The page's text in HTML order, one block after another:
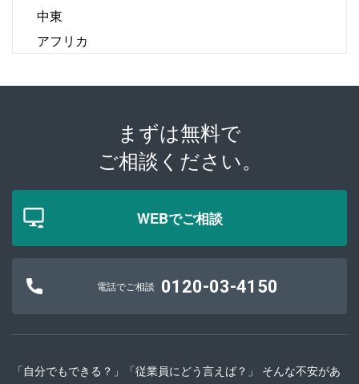
中東
アフリカ
まずは無料で
ご相談ください。
WEBでご相談
電話でご相談 0120-03-4150
「自分でもできる？」「従業員にどう言えば？」 そんな不安があ